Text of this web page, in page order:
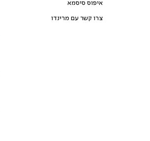
איפוס סיסמא
צרו קשר עם מרינדו